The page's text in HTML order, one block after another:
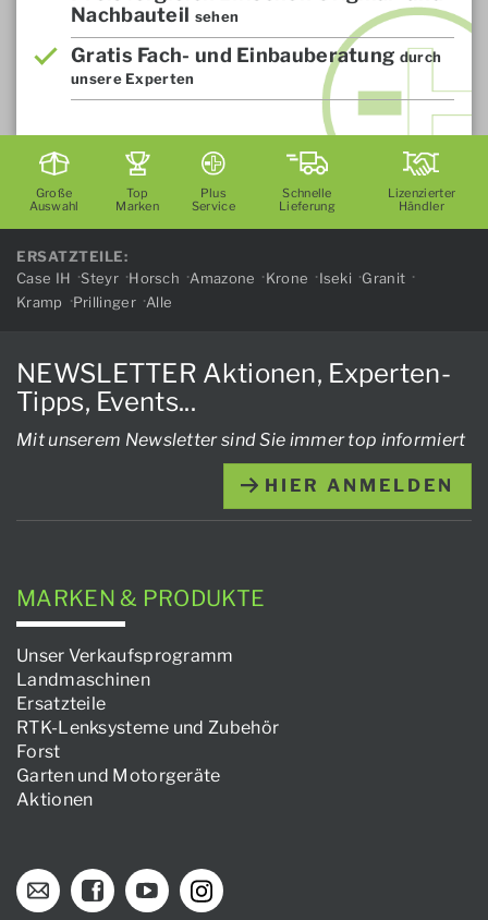
Nachbauteil sehen
Gratis Fach- und Einbauberatung durch
unsere Experten
Große
Auswahl
Top
Marken
Plus
Service
Schnelle
Lieferung
Lizenzierter
Händler
ERSATZTEILE:
Case IH
Steyr Horsch Amazone Krone Iseki
Granit
Kramp
Prillinger Alle
NEWSLETTER Aktionen, Experten-
Tipps, Events...
Mit unserem Newsletter sind Sie immer top informiert
HIER ANMELDEN
MARKEN & PRODUKTE
Unser Verkaufsprogramm
Landmaschinen
Ersatzteile
RTK-Lenksysteme und Zubehör
Forst
Garten und Motorgeräte
Aktionen